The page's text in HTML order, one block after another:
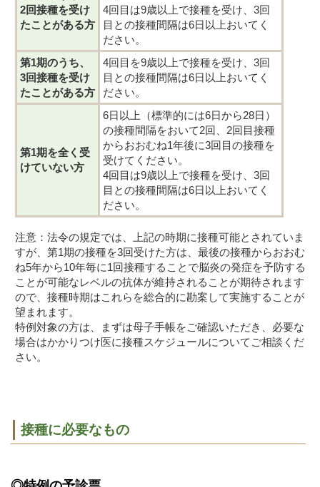
2回接種を受け
たことがある方
4回目は9歳以上で接種を受け、3回
目との接種間隔は6日以上おいてく
ださい。
第1期のうち、
3回接種を受け
たことがある方
4回目を9歳以上で接種を受け、3回
目との接種間隔は6日以上おいてく
ださい。
第1期を全く受
けていない方
6日以上（標準的には6日から28日）
の接種間隔をおいて2回、2回目接種
からおおむね1年後に3回目の接種を
受けてください。
4回目は9歳以上で接種を受け、3回
目との接種間隔は6日以上おいてく
ださい。
注意：法令の規定では、上記の時期に接種可能とされていま
すが、第1期の接種を3回受けた方は、最後の接種からおおむ
ね5年から10年毎に1回接種することで脳炎の発症を予防する
ことが可能なレベルの抗体が維持されることが期待されます
ので、接種時期はこれらを総合的に勘案して実施することが
望まれます。
特例対象の方は、まずは母子手帳をご確認いただき、必要な
場合はかかりつけ医に接種スケジュールについてご相談くだ
さい。
接種に必要なもの